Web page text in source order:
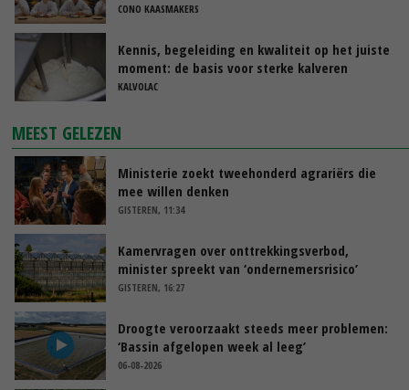
CONO KAASMAKERS
Kennis, begeleiding en kwaliteit op het juiste
moment: de basis voor sterke kalveren
KALVOLAC
MEEST GELEZEN
Ministerie zoekt tweehonderd agrariërs die
mee willen denken
GISTEREN, 11:34
Kamervragen over onttrekkingsverbod,
minister spreekt van ‘ondernemersrisico’
GISTEREN, 16:27
Droogte veroorzaakt steeds meer problemen:
‘Bassin afgelopen week al leeg’
06-08-2026